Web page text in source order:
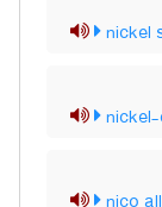
nickel